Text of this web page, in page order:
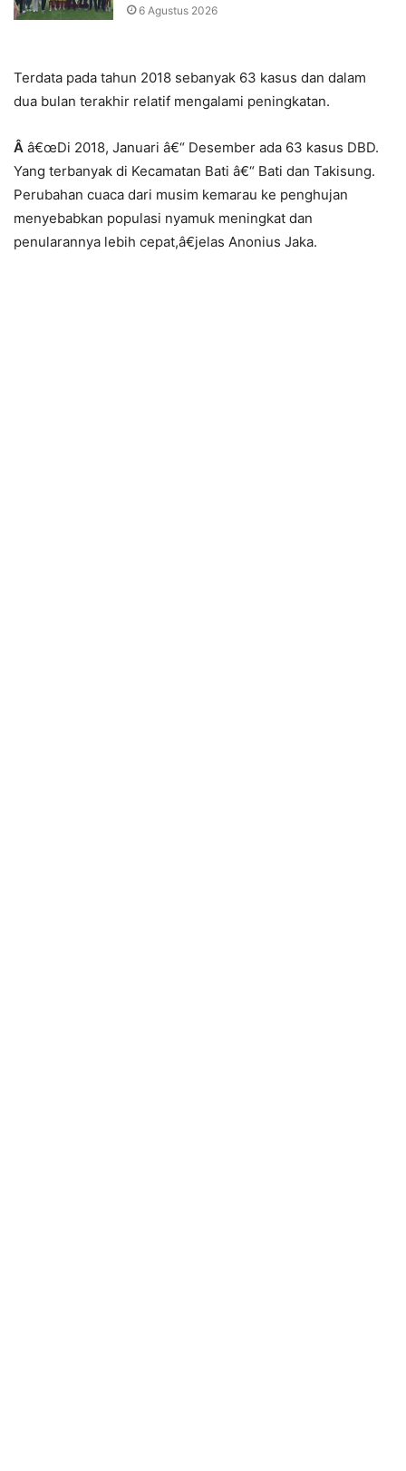
6 Agustus 2026
Terdata pada tahun 2018 sebanyak 63 kasus dan dalam
dua bulan terakhir relatif mengalami peningkatan.
Â â€œDi 2018, Januari â€“ Desember ada 63 kasus DBD.
Yang terbanyak di Kecamatan Bati â€“ Bati dan Takisung.
Perubahan cuaca dari musim kemarau ke penghujan
menyebabkan populasi nyamuk meningkat dan
penularannya lebih cepat,â€jelas Anonius Jaka.